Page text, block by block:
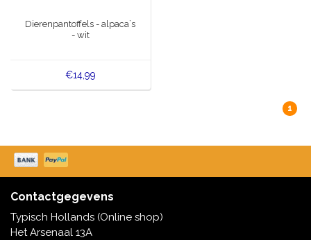
Wens & Ansichtkaarten
Koninghuis artikelen
Peper en Zout stelletjes
Delfts blauwe magneten
Dierenpantoffels - alpaca`s
- wit
€14,99
1
Contactgegevens
Typisch Hollands (Online shop)
Het Arsenaal 13A